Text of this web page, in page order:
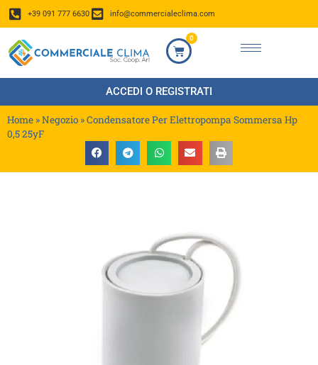
+39 091 777 6630 info@commercialeclima.com
0
ACCEDI O REGISTRATI
Home »Negozio »Condensatore Per Elettropompa Sommersa Hp
0,5 25yF